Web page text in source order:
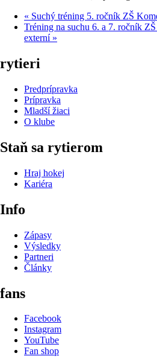
« Suchý tréning 5. ročník ZŠ
Tréning na suchu 6. a 7. ročník
externí »
rytieri
Predprípravka
Prípravka
Mladší žiaci
O klube
Staň sa rytierom
Hraj hokej
Kariéra
Info
Zápasy
Výsledky
Partneri
Články
fans
Facebook
Instagram
YouTube
Fan shop